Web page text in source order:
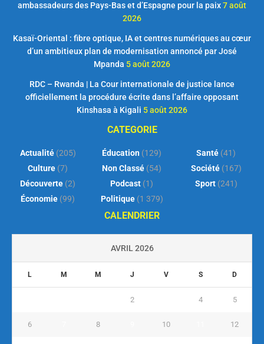
ambassadeurs des Pays-Bas et d’Espagne pour la paix7 août
2026
Kasaï-Oriental : fibre optique, IA et centres numériques au cœur
d’un ambitieux plan de modernisation annoncé par José
Mpanda 5 août 2026
RDC – Rwanda | La Cour internationale de justice lance
officiellement la procédure écrite dans l’affaire opposant
Kinshasa à Kigali 5 août 2026
CATEGORIE
Actualité(205)
Culture (7)
Découverte (2)
Économie (99)
Éducation (129)
Non Classé (54)
Podcast (1)
Politique(1 379)
Santé (41)
Société(167)
Sport(241)
CALENDRIER
AVRIL 2026
L M M J V S D
2 4 5
6 8 10 12